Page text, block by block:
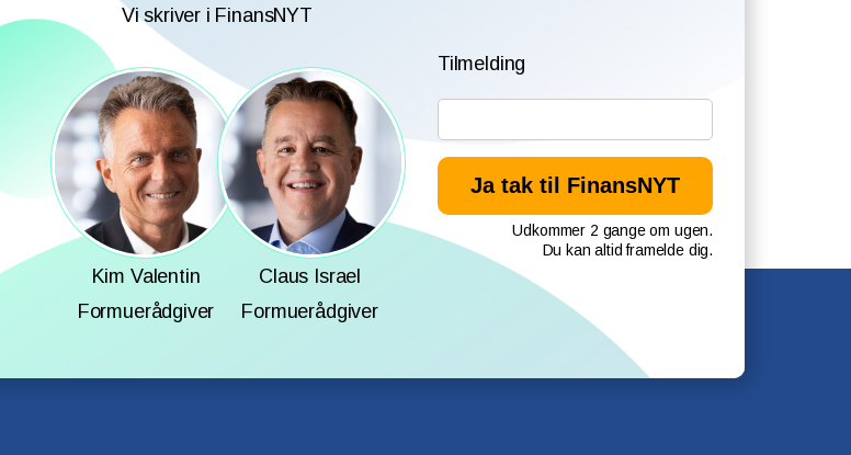
Vi skriver i FinansNYT
Kim Valentin
Formuerådgiver
Claus Israel
Formuerådgiver
Tilmelding
Udkommer 2 gange om ugen.
Du kan altid framelde dig.